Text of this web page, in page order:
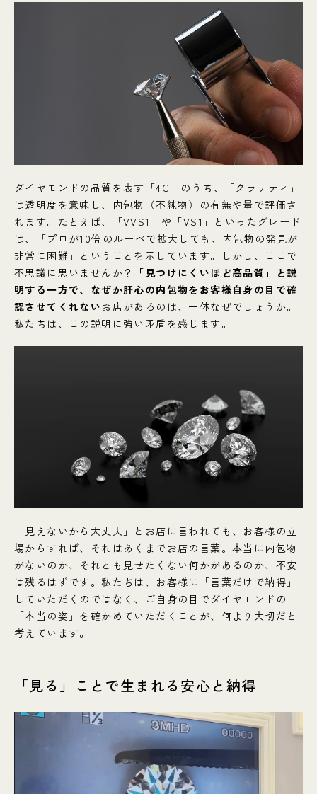
ダイヤモンドの品質を表す「4C」のうち、「クラリティ」
は透明度を意味し、内包物（不純物）の有無や量で評価さ
れます。たとえば、「VVS1」や「VS1」といったグレード
は、「プロが10倍のルーペで拡大しても、内包物の発見が
非常に困難」ということを示しています。しかし、ここで
不思議に思いませんか？
「見つけにくいほど高品質」と説
明する一方で、なぜか肝心の内包物をお客様自身の目で確
認させてくれない お店があるのは、一体なぜでしょうか。
私たちは、この説明に強い矛盾を感じます。
「見えないから大丈夫」とお店に言われても、お客様の立
場からすれば、それはあくまでお店の言葉。本当に内包物
がないのか、それとも見せたくない何かがあるのか、不安
は残るはずです。私たちは、お客様に「言葉だけで納得」
していただくのではなく、ご自身の目でダイヤモンドの
「本当の姿」を確かめていただくことが、何より大切だと
考えています。
「見る」ことで生まれる安心と納得